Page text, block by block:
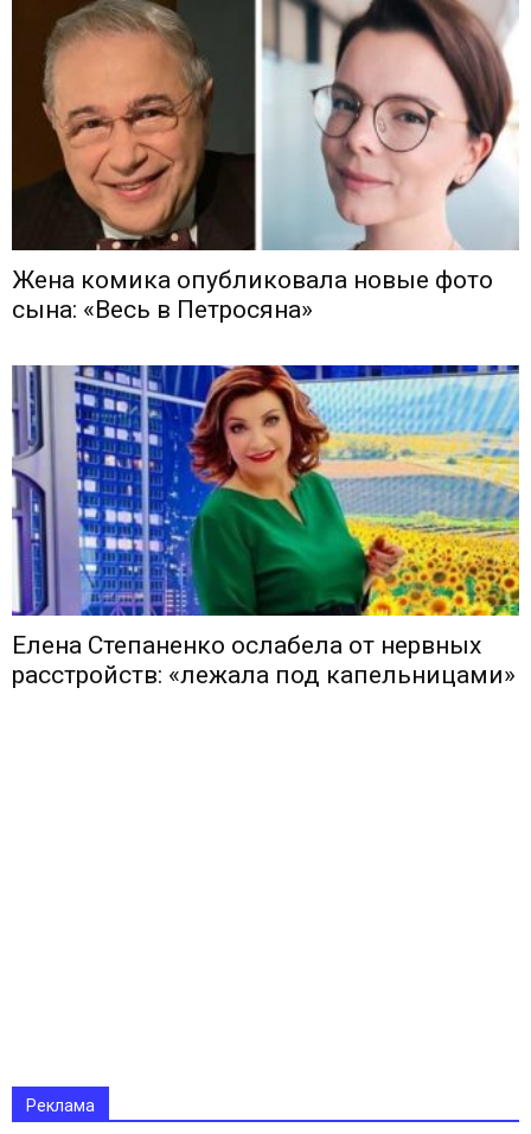
Жена комика опубликовала новые фото
сына: «Весь в Петросяна»
Елена Степаненко ослабела от нервных
расстройств: «лежала под капельницами»
Реклама